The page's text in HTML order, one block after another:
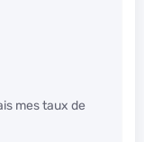
mes taux de